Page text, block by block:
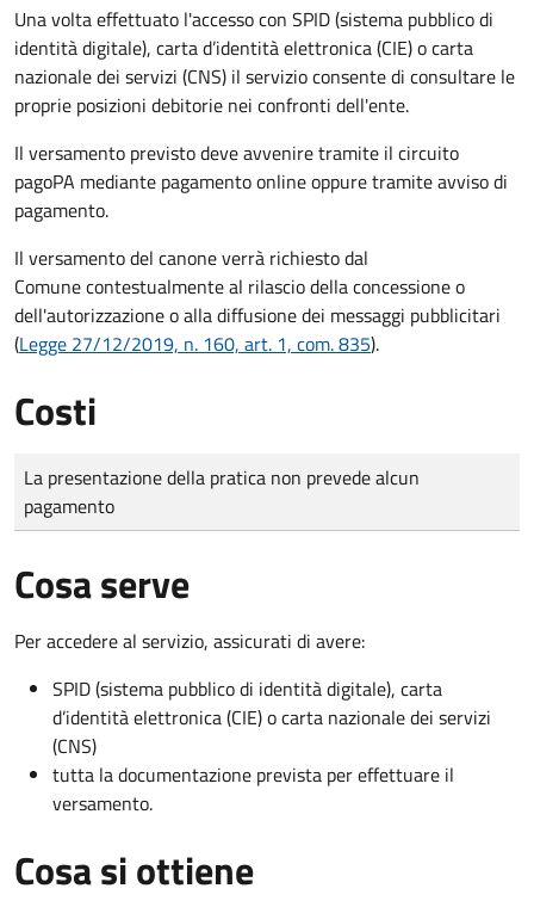
Una volta effettuato l'accesso con SPID (sistema pubblico di
identità digitale), carta d’identità elettronica (CIE) o carta
nazionale dei servizi (CNS) il servizio consente di consultare le
proprie posizioni debitorie nei confronti dell'ente.
Il versamento previsto deve avvenire tramite il circuito
pagoPA mediante pagamento online oppure tramite avviso di
pagamento.
Il versamento del canone verrà richiesto dal
Comune contestualmente al rilascio della concessione o
dell'autorizzazione o alla diffusione dei messaggi pubblicitari
(Legge 27/12/2019, n. 160, art. 1, com. 835).
Costi
Tipo di pagamento
Importo
La presentazione della pratica non prevede alcun
pagamento
Cosa serve
Per accedere al servizio, assicurati di avere:
SPID (sistema pubblico di identità digitale), carta
d’identità elettronica (CIE) o carta nazionale dei servizi
(CNS)
tutta la documentazione prevista per effettuare il
versamento.
Cosa si ottiene